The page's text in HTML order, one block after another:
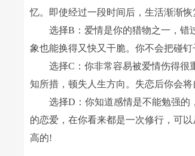
忆。即使经过一段时间后，生活渐渐
选择B：爱情是你的猎物之一，错过
象也能换得又快又干脆。你不会把碰
选择C：你非常容易被爱情伤得很重
知所措，顿失人生方向。失恋后你会
选择D：你知道感情是不能勉强的，
的恋爱，在你看来都是一次修行，可
高的!